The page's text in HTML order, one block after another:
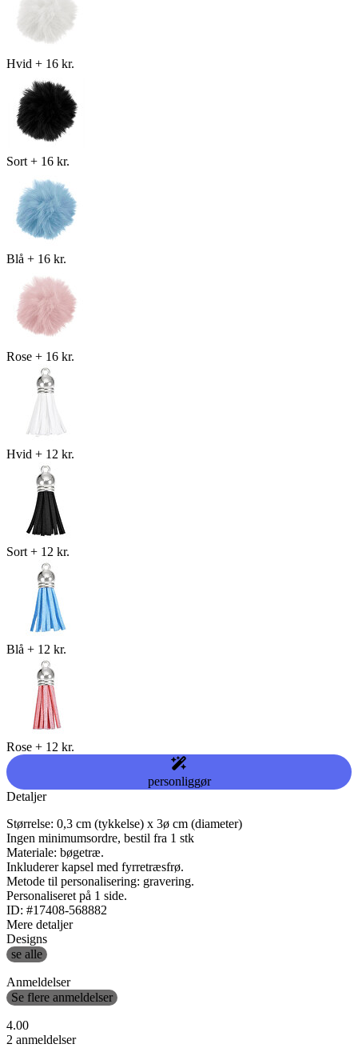
Hvid + 16 kr.
Sort + 16 kr.
Blå + 16 kr.
Rose + 16 kr.
Hvid + 12 kr.
Sort + 12 kr.
Blå + 12 kr.
Rose + 12 kr.
personliggør
Detaljer
Størrelse: 0,3 cm (tykkelse) x 3ø cm (diameter)
Ingen minimumsordre, bestil fra 1 stk
Materiale: bøgetræ.
Inkluderer kapsel med fyrretræsfrø.
Metode til personalisering: gravering.
Personaliseret på 1 side.
ID: #17408-568882
Mere detaljer
Designs
se alle
Anmeldelser
Se flere anmeldelser
4.00
2 anmeldelser